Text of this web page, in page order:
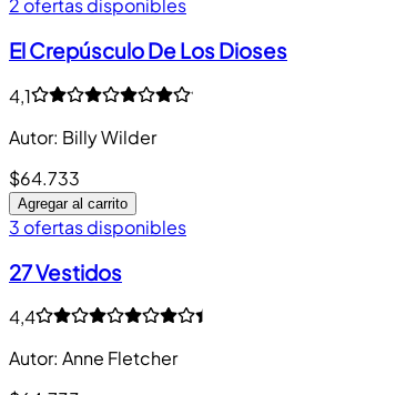
2 ofertas disponibles
El Crepúsculo De Los Dioses
4,1
Autor: Billy Wilder
$64.733
Agregar al carrito
3 ofertas disponibles
27 Vestidos
4,4
Autor: Anne Fletcher